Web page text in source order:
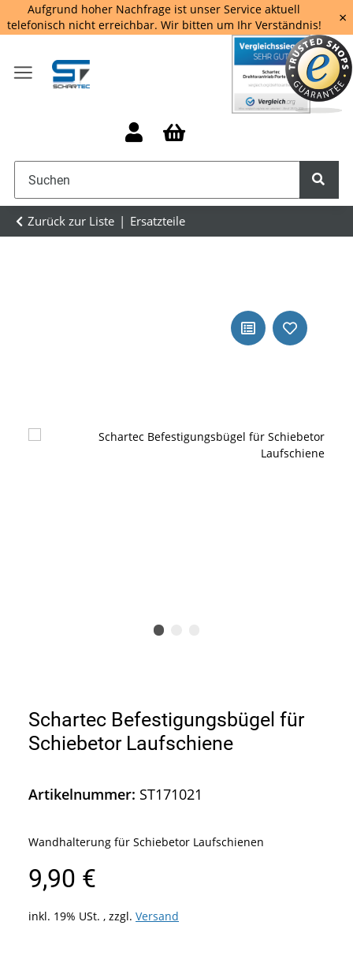
Aufgrund hoher Nachfrage ist unser Service aktuell
telefonisch nicht erreichbar. Wir bitten um Ihr Verständnis!
×
Zurück zur Liste Ersatzteile
Schartec Befestigungsbügel für
Schiebetor Laufschiene
Artikelnummer: ST171021
Wandhalterung für Schiebetor Laufschienen
9,90 €
inkl. 19% USt. , zzgl. Versand